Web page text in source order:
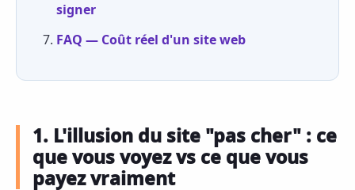
signer
FAQ — Coût réel d'un site web
1. L'illusion du site "pas cher" : ce
que vous voyez vs ce que vous
payez vraiment